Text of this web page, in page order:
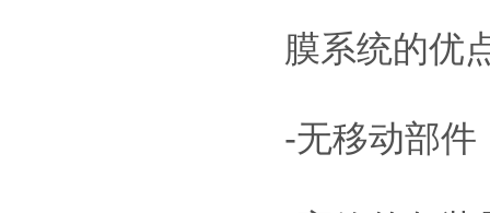
膜系统的优
-无移动部件